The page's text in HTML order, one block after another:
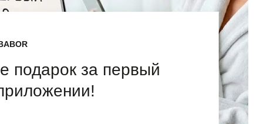
подарок за первый